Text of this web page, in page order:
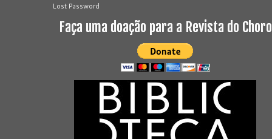
Lost Password
Faça uma doação para a Revista do Choro